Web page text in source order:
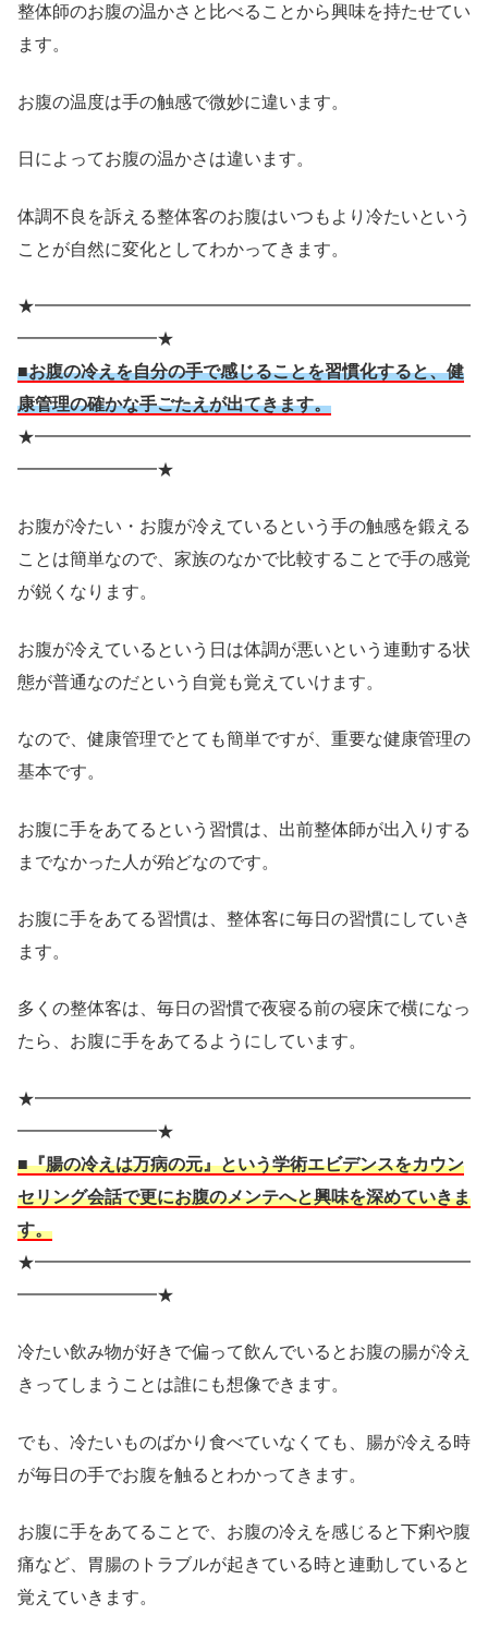
整体師のお腹の温かさと比べることから興味を持たせてい
ます。
お腹の温度は手の触感で微妙に違います。
日によってお腹の温かさは違います。
体調不良を訴える整体客のお腹はいつもより冷たいという
ことが自然に変化としてわかってきます。
★━━━━━━━━━━━━━━━━━━━━━━━━━
━━━━━━━━★
■お腹の冷えを自分の手で感じることを習慣化すると、健
康管理の確かな手ごたえが出てきます。
★━━━━━━━━━━━━━━━━━━━━━━━━━
━━━━━━━━★
お腹が冷たい・お腹が冷えているという手の触感を鍛える
ことは簡単なので、家族のなかで比較することで手の感覚
が鋭くなります。
お腹が冷えているという日は体調が悪いという連動する状
態が普通なのだという自覚も覚えていけます。
なので、健康管理でとても簡単ですが、重要な健康管理の
基本です。
お腹に手をあてるという習慣は、出前整体師が出入りする
までなかった人が殆どなのです。
お腹に手をあてる習慣は、整体客に毎日の習慣にしていき
ます。
多くの整体客は、毎日の習慣で夜寝る前の寝床で横になっ
たら、お腹に手をあてるようにしています。
★━━━━━━━━━━━━━━━━━━━━━━━━━
━━━━━━━━★
■『腸の冷えは万病の元』という学術エビデンスをカウン
セリング会話で更にお腹のメンテへと興味を深めていきま
す。
★━━━━━━━━━━━━━━━━━━━━━━━━━
━━━━━━━━★
冷たい飲み物が好きで偏って飲んでいるとお腹の腸が冷え
きってしまうことは誰にも想像できます。
でも、冷たいものばかり食べていなくても、腸が冷える時
が毎日の手でお腹を触るとわかってきます。
お腹に手をあてることで、お腹の冷えを感じると下痢や腹
痛など、胃腸のトラブルが起きている時と連動していると
覚えていきます。